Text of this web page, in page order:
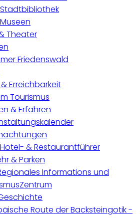
Stadtbibliothek
Museen
Theater
Friedenswald
Erreichbarkeit
Tourismus
& Erfahren
Hotel- & Restaurantführer
& Parken
Informations und
Route der Backsteingotik -